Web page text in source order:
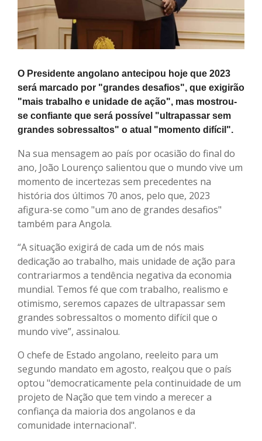
O Presidente angolano antecipou hoje que 2023
será marcado por "grandes desafios", que exigirão
"mais trabalho e unidade de ação", mas mostrou-
se confiante que será possível "ultrapassar sem
grandes sobressaltos" o atual "momento difícil".
Na sua mensagem ao país por ocasião do final do
ano, João Lourenço salientou que o mundo vive um
momento de incertezas sem precedentes na
história dos últimos 70 anos, pelo que, 2023
afigura-se como "um ano de grandes desafios"
também para Angola.
“A situação exigirá de cada um de nós mais
dedicação ao trabalho, mais unidade de ação para
contrariarmos a tendência negativa da economia
mundial. Temos fé que com trabalho, realismo e
otimismo, seremos capazes de ultrapassar sem
grandes sobressaltos o momento difícil que o
mundo vive”, assinalou.
O chefe de Estado angolano, reeleito para um
segundo mandato em agosto, realçou que o país
optou "democraticamente pela continuidade de um
projeto de Nação que tem vindo a merecer a
confiança da maioria dos angolanos e da
comunidade internacional".